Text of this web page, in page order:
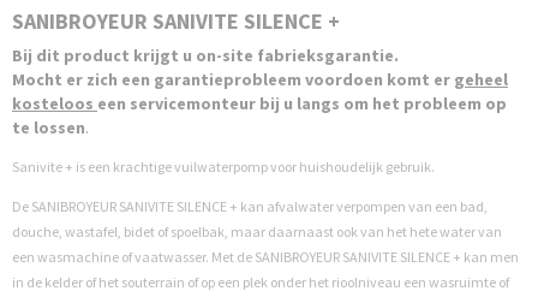
Productcode leverancier
005096
Netto gewicht
11,00 Kg
Afmetingen (l,b,h)
SANIBROYEUR SANIVITE SILENCE +
Bij dit product krijgt u on-site fabrieksgarantie.
Mocht er zich een garantieprobleem voordoen komt er geheel
kosteloos een servicemonteur bij u langs om het probleem op
te lossen.
Sanivite + is een krachtige vuilwaterpomp voor huishoudelijk gebruik.
De SANIBROYEUR SANIVITE SILENCE + kan afvalwater verpompen van een bad,
douche, wastafel, bidet of spoelbak, maar daarnaast ook van het hete water van
een wasmachine of vaatwasser. Met de SANIBROYEUR SANIVITE SILENCE + kan men
in de kelder of het souterrain of op een plek onder het rioolniveau een wasruimte of